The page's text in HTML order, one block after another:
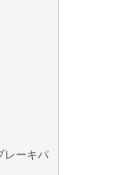
レーキパ